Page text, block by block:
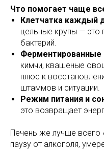
Что помогает чаще
Клетчатка каждый
цельные крупы — это
бактерий.
Ферментированные
кимчи, квашеные
плюс к
штаммов и ситуации.
Режим питания и
это возвращает
Печень же лучше всего
паузу от алкоголя,